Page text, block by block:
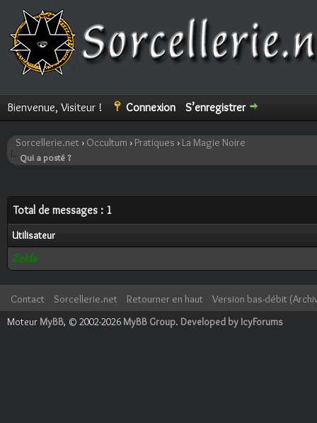
Bienvenue, Visiteur ! Connexion S’enregistrer
Sorcellerie.net › Occultum › Pratiques › La Magie Noire
Qui a posté ?
Total de messages : 1
Utilisateur
Zelda
Contact Sorcellerie.net Retourner en haut
Version bas-débit
Moteur MyBB, © 2002-2026 MyBB Group. Developed by IcyForums